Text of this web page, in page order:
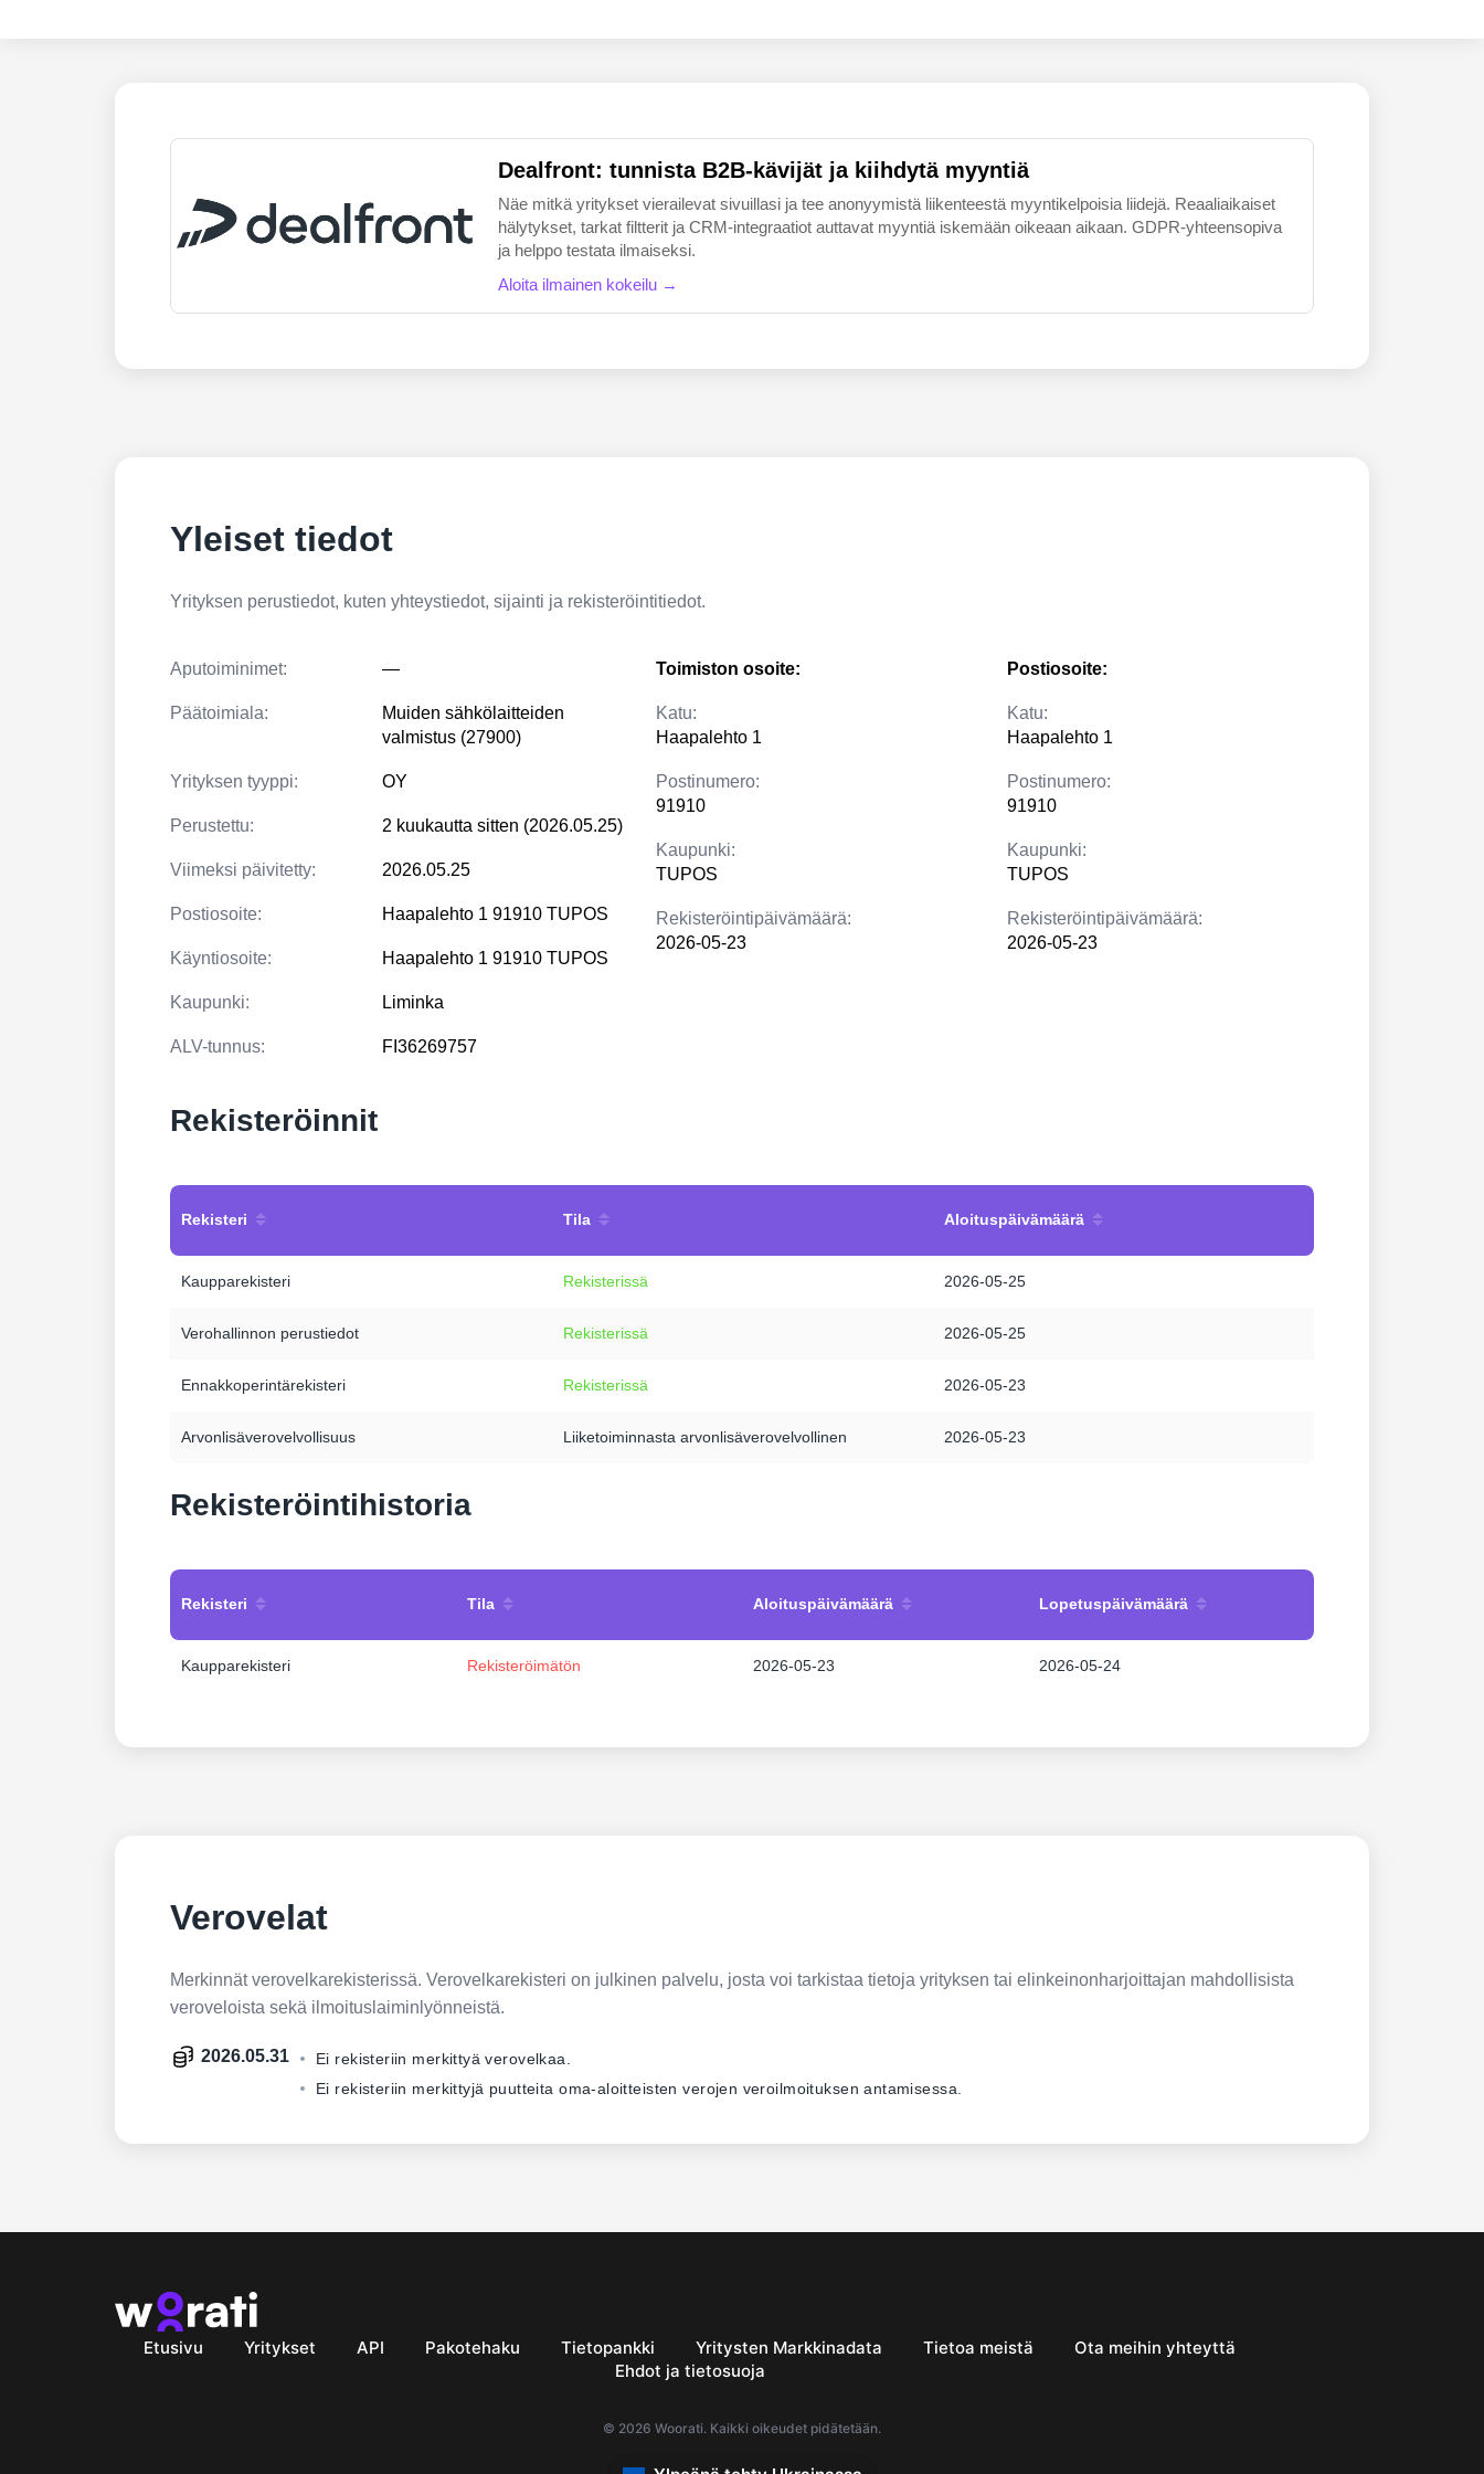
Dealfront: tunnista B2B-kävijät ja kiihdytä myyntiä
Näe mitkä yritykset vierailevat sivuillasi ja tee anonyymistä liikenteestä myyntikelpoisia liidejä. Reaaliaikaiset
hälytykset, tarkat filtterit ja CRM-integraatiot auttavat myyntiä iskemään oikeaan aikaan. GDPR-yhteensopiva
ja helppo testata ilmaiseksi.
Aloita ilmainen kokeilu →
Yleiset tiedot
Yrityksen perustiedot, kuten yhteystiedot, sijainti ja rekisteröintitiedot.
Aputoiminimet: —
Päätoimiala:
Muiden sähkölaitteiden
valmistus (27900)
Yrityksen tyyppi: OY
Perustettu: 2 kuukautta sitten (2026.05.25)
Viimeksi päivitetty: 2026.05.25
Postiosoite: Haapalehto 1 91910 TUPOS
Käyntiosoite: Haapalehto 1 91910 TUPOS
Kaupunki: Liminka
ALV-tunnus: FI36269757
Toimiston osoite:
Katu:
Haapalehto 1
Postinumero:
91910
Kaupunki:
TUPOS
Rekisteröintipäivämäärä:
2026-05-23
Postiosoite:
Katu:
Haapalehto 1
Postinumero:
91910
Kaupunki:
TUPOS
Rekisteröintipäivämäärä:
2026-05-23
Rekisteröinnit
Rekisteri Tila Aloituspäivämäärä
Kaupparekisteri Rekisterissä 2026-05-25
Verohallinnon perustiedot Rekisterissä 2026-05-25
Ennakkoperintärekisteri Rekisterissä 2026-05-23
Arvonlisäverovelvollisuus Liiketoiminnasta arvonlisäverovelvollinen 2026-05-23
Rekisteröintihistoria
Rekisteri Tila Aloituspäivämäärä Lopetuspäivämäärä
Kaupparekisteri Rekisteröimätön 2026-05-23 2026-05-24
Verovelat
Merkinnät verovelkarekisterissä. Verovelkarekisteri on julkinen palvelu, josta voi tarkistaa tietoja yrityksen tai elinkeinonharjoittajan mahdollisista
veroveloista sekä ilmoituslaiminlyönneistä.
2026.05.31
Ei rekisteriin merkittyä verovelkaa.
Ei rekisteriin merkittyjä puutteita oma-aloitteisten verojen veroilmoituksen antamisessa.
Etusivu Yritykset API Pakotehaku Tietopankki Yritysten Markkinadata Tietoa meistä
Ota meihin yhteyttä
Ehdot ja tietosuoja
© 2026 Woorati. Kaikki oikeudet pidätetään.